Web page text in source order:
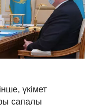
үкімет
сапалы